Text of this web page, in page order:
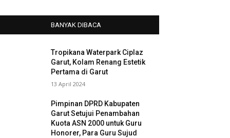
BANYAK DIBACA
Tropikana Waterpark Ciplaz
Garut, Kolam Renang Estetik
Pertama di Garut
13 April 2024
Pimpinan DPRD Kabupaten
Garut Setujui Penambahan
Kuota ASN 2000 untuk Guru
Honorer, Para Guru Sujud